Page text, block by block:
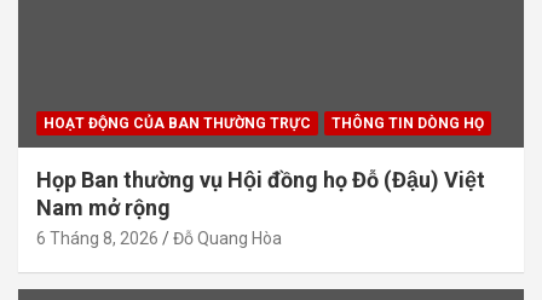
HOẠT ĐỘNG CỦA BAN THƯỜNG TRỰC THÔNG TIN DÒNG HỌ
Họp Ban thường vụ Hội đồng họ Đỗ (Đậu) Việt
Nam mở rộng
6 Tháng 8, 2026 Đỗ Quang Hòa